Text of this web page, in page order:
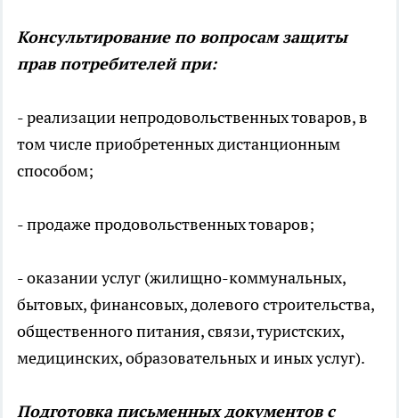
Консультирование по вопросам защиты
прав потребителей при:
- реализации непродовольственных товаров, в
том числе приобретенных дистанционным
способом;
- продаже продовольственных товаров;
- оказании услуг (жилищно-коммунальных,
бытовых, финансовых, долевого строительства,
общественного питания, связи, туристских,
медицинских, образовательных и иных услуг).
Подготовка письменных документов с